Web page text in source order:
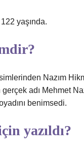
yaşında.
Nazım
adı Mehmet
benimsedi.
yazıldı?